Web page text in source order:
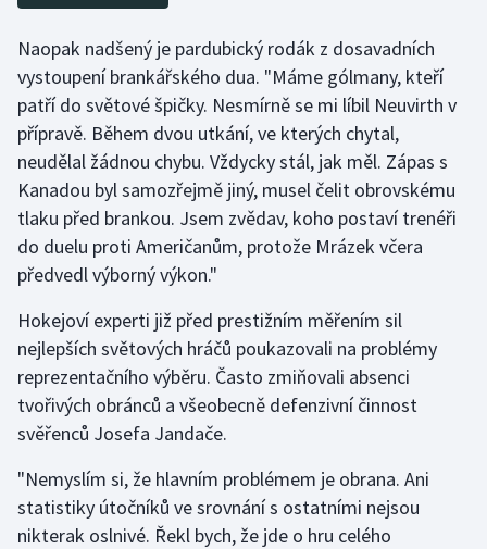
Naopak nadšený je pardubický rodák z dosavadních
vystoupení brankářského dua. "Máme gólmany, kteří
patří do světové špičky. Nesmírně se mi líbil Neuvirth v
přípravě. Během dvou utkání, ve kterých chytal,
neudělal žádnou chybu. Vždycky stál, jak měl. Zápas s
Kanadou byl samozřejmě jiný, musel čelit obrovskému
tlaku před brankou. Jsem zvědav, koho postaví trenéři
do duelu proti Američanům, protože Mrázek včera
předvedl výborný výkon."
Hokejoví experti již před prestižním měřením sil
nejlepších světových hráčů poukazovali na problémy
reprezentačního výběru. Často zmiňovali absenci
tvořivých obránců a všeobecně defenzivní činnost
svěřenců Josefa Jandače.
"Nemyslím si, že hlavním problémem je obrana. Ani
statistiky útočníků ve srovnání s ostatními nejsou
nikterak oslnivé. Řekl bych, že jde o hru celého